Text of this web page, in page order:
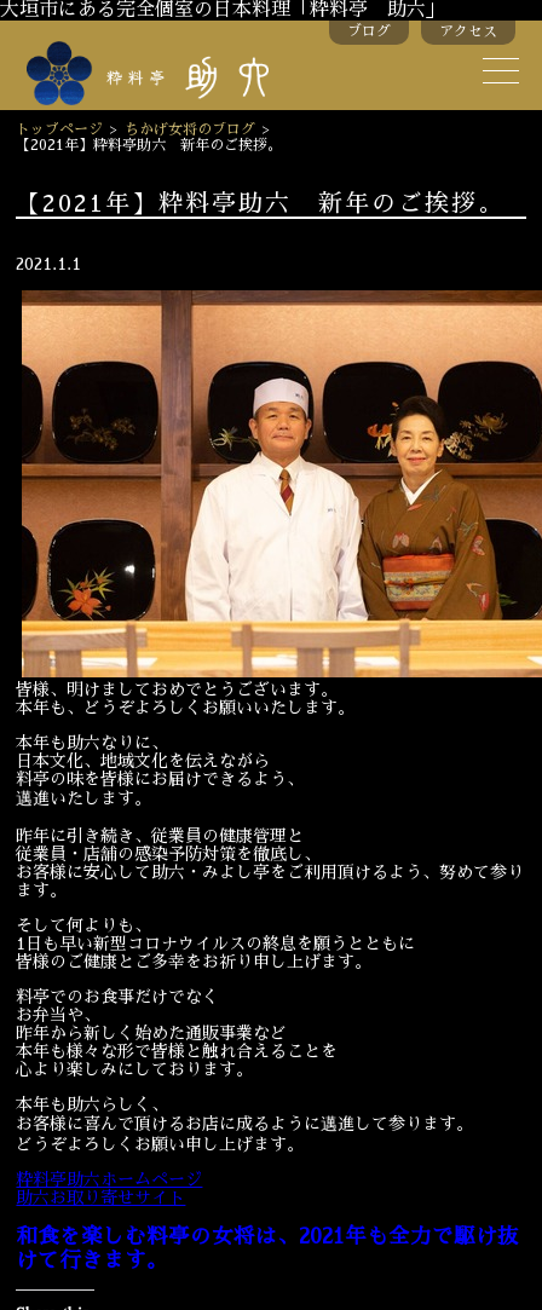
大垣市にある完全個室の日本料理「粋料亭 助六」
ブログ アクセス
トップページ > ちかげ女将のブログ >
【2021年】粋料亭助六 新年のご挨拶。
【2021年】粋料亭助六 新年のご挨拶。
2021.1.1
皆様、明けましておめでとうございます。
本年も、どうぞよろしくお願いいたします。
本年も助六なりに、
日本文化、地域文化を伝えながら
料亭の味を皆様にお届けできるよう、
邁進いたします。
昨年に引き続き、従業員の健康管理と
従業員・店舗の感染予防対策を徹底し、
お客様に安心して助六・みよし亭をご利用頂けるよう、努めて参り
ます。
そして何よりも、
1日も早い新型コロナウイルスの終息を願うとともに
皆様のご健康とご多幸をお祈り申し上げます。
料亭でのお食事だけでなく
お弁当や、
昨年から新しく始めた通販事業など
本年も様々な形で皆様と触れ合えることを
心より楽しみにしております。
本年も助六らしく、
お客様に喜んで頂けるお店に成るように邁進して参ります。
どうぞよろしくお願い申し上げます。
粋料亭助六ホームページ
助六お取り寄せサイト
和食を楽しむ料亭の女将は、2021年も全力で駆け抜
けて行きます。
スタッフ紹介
お部屋のご紹介 会議・舞台のご利用
結婚式・披露宴
ご接待 法要
慶事 お顔合わせ
宴会 ウェディング